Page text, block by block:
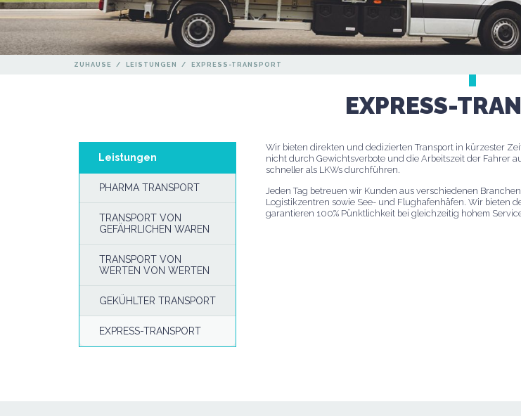
ZUHAUSE / LEISTUNGEN / EXPRESS-TRANSPORT
EXPRESS-
Leistungen
PHARMA TRANSPORT
TRANSPORT VON
GEFÄHRLICHEN WAREN
TRANSPORT VON
WERTEN VON WERTEN
GEKÜHLTER TRANSPORT
EXPRESS-TRANSPORT
Wir bieten direkten und dedizierten Transport in kürzester
nicht durch Gewichtsverbote und die Arbeitszeit der Fahrer
schneller als LKWs durchführen.
Jeden Tag betreuen wir Kunden aus verschiedenen
Logistikzentren sowie See- und Flughafenhäfen. Wir bieten
garantieren 100% Pünktlichkeit bei gleichzeitig hohem